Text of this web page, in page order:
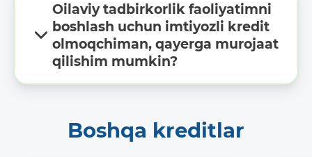
Oilaviy tadbirkorlik faoliyatimni
boshlash uchun imtiyozli kredit
olmoqchiman, qayerga murojaat
qilishim mumkin?
Boshqa kreditlar